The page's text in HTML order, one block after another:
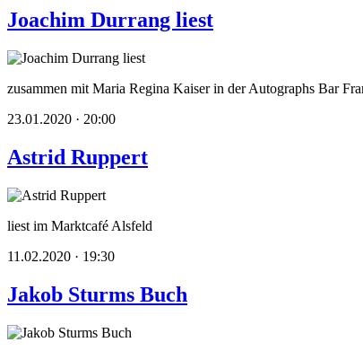
Joachim Durrang liest
zusammen mit Maria Regina Kaiser in der Autographs Bar
23.01.2020 · 20:00
Astrid Ruppert
liest im Marktcafé Alsfeld
11.02.2020 · 19:30
Jakob Sturms Buch